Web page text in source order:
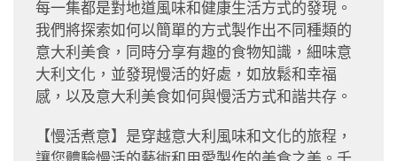
每一集都是對地道風味和健康生活方式的發現。
我們將探索如何以簡單的方式製作出不同種類的
意大利美食，同時分享有趣的食物知識，細味意
大利文化，並發現慢活的好處，如放鬆和幸福
感，以及意大利美食如何與慢活方式和諧共存。
【慢活煮意】是穿越意大利風味和文化的旅程，